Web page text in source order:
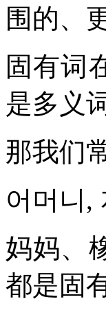
围的、
固有词
是多义
那我们
어머니,
妈妈、
都是固